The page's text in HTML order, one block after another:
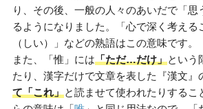
り、その後、一般の人々のあいだで「思
るようになりました。「心で深く考える
（しい）」などの熟語はこの意味です。
また、「惟」には「ただ…だけ」という
たり、漢字だけで文章を表した『漢文』
て「これ」と読ませて使われたりするこ